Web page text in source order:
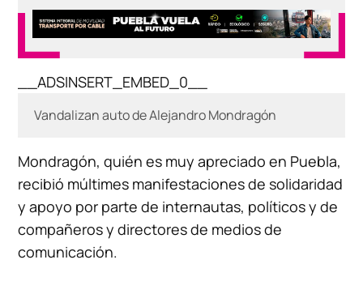
__ADSINSERT_EMBED_0__
Vandalizan auto de Alejandro Mondragón
Mondragón, quién es muy apreciado en Puebla,
recibió múltimes manifestaciones de solidaridad
y apoyo por parte de internautas, políticos y de
compañeros y directores de medios de
comunicación.